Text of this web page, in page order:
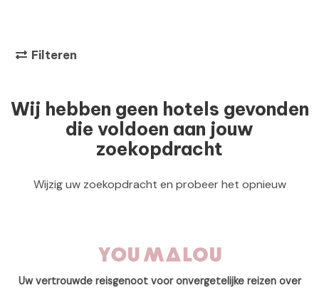
Filteren
Wij hebben geen hotels gevonden
die voldoen aan jouw
zoekopdracht
Wijzig uw zoekopdracht en probeer het opnieuw
Uw vertrouwde reisgenoot voor onvergetelijke reizen over